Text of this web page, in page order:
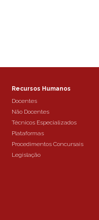
Recursos Humanos
Docentes
Não Docentes
Técnicos Especializados
Plataformas
Procedimentos Concursais
Legislação